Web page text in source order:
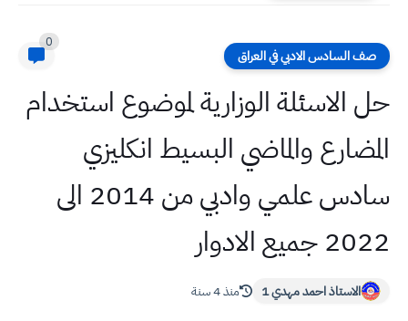
صف السادس الادبي في العراق
0
حل الاسئلة الوزارية لموضوع استخدام
المضارع والماضي البسيط انكليزي
سادس علمي وادبي من 2014 الى
2022 جميع الادوار
الاستاذ احمد مهدي 1 منذ 4 سنة